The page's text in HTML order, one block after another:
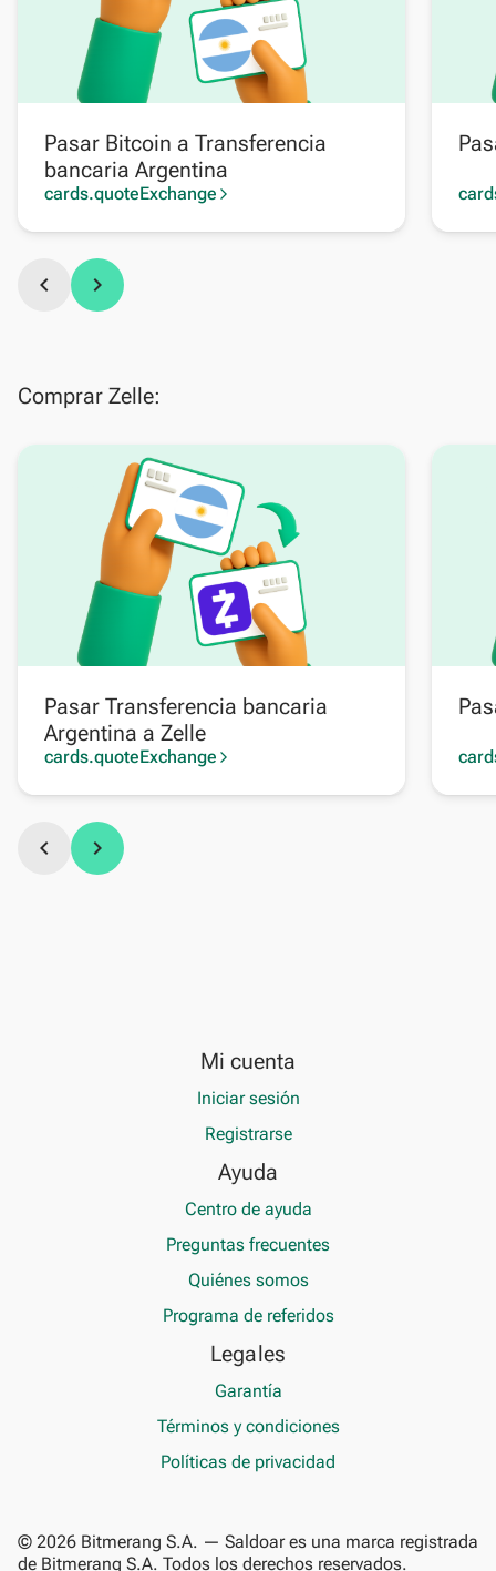
Pasar Bitcoin a Transferencia
bancaria Argentina
cards.quoteExchange arrow_forward_ios
chevron_left chevron_right
Comprar Zelle:
Pasar Transferencia bancaria
Argentina a Zelle
cards.quoteExchange arrow_forward_ios
chevron_left chevron_right
Mi cuenta
Iniciar sesión
Registrarse
Ayuda
Centro de ayuda
Preguntas frecuentes
Quiénes somos
Programa de referidos
Legales
Garantía
Términos y condiciones
Políticas de privacidad
© 2026 Bitmerang S.A. — Saldoar es una marca registrada
de Bitmerang S.A. Todos los derechos reservados.